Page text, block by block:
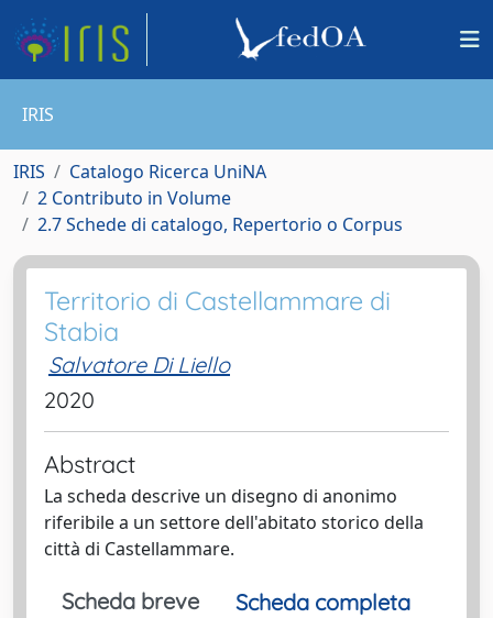
IRIS
IRIS
Catalogo Ricerca UniNA
2 Contributo in Volume
2.7 Schede di catalogo, Repertorio o Corpus
Territorio di Castellammare di
Stabia
Salvatore Di Liello
2020
Abstract
La scheda descrive un disegno di anonimo
riferibile a un settore dell'abitato storico della
città di Castellammare.
Scheda breve
Scheda completa